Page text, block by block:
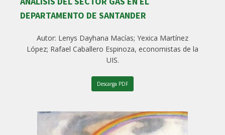
DEPARTAMENTO DE SANTANDER
Autor: Lenys Dayhana Macías; Yexica Martínez
López; Rafael Caballero Espinoza, economistas de la
UIS.
Descarga PDF